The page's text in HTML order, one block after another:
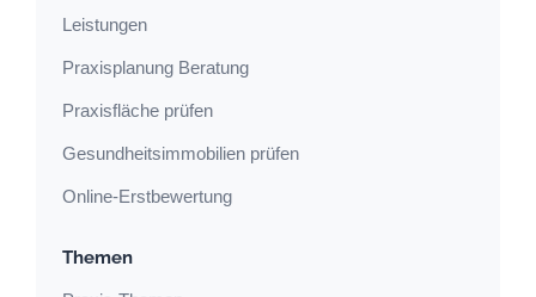
Leistungen
Praxisplanung Beratung
Praxisfläche prüfen
Gesundheitsimmobilien prüfen
Online-Erstbewertung
Themen